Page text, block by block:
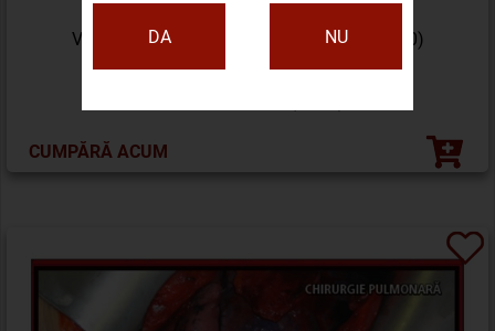
DA NU
VILLIGER BLACK MINI FILTER SUMATRA (10)
CUMPĂRĂ ACUM